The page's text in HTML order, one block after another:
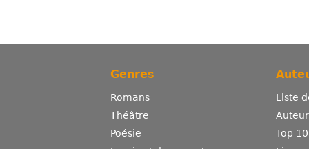
Genres
Romans
Théâtre
Poésie
Liste
Top